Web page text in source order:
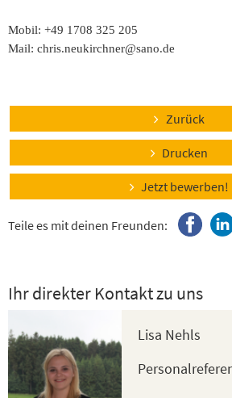
Mobil: +49 1708 325 205
Mail: chris.neukirchner@sano.de
Zurück
Drucken
Jetzt bewerben!
Teile es mit deinen Freunden:
Ihr direkter Kontakt zu uns
Lisa Nehls